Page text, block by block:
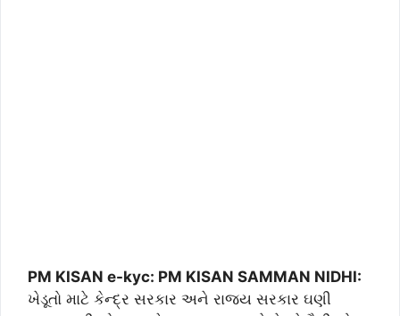
PM KISAN e-kyc: PM KISAN SAMMAN NIDHI:
ખેડૂતો માટે કેન્દ્ર સરકાર અને રાજય સરકાર ઘણી